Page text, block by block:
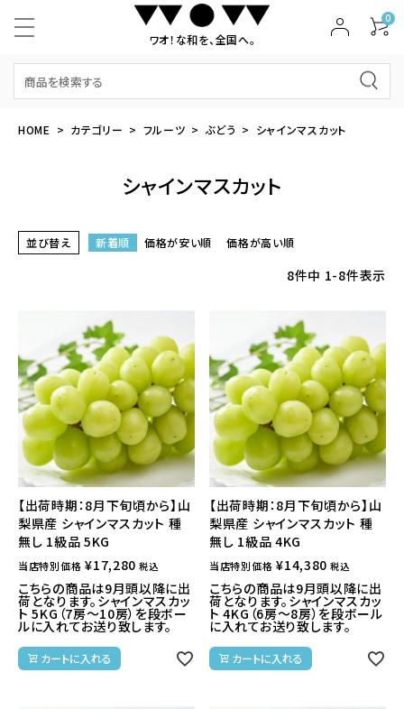
ワオ！な和を、全国へ。
0
HOME カテゴリー フルーツ ぶどう シャインマスカット
シャインマスカット
並び替え 新着順 価格が安い順 価格が高い順
8件中 1-8件表示
【出荷時期：8月下旬頃から】山
梨県産 シャインマスカット 種
無し 1級品 5KG
当店特別価格 ¥17,280 税込
こちらの商品は9月頭以降に出
荷となります。シャインマスカッ
ト 5KG（7房～10房）を段ボー
ルに入れてお送り致します。
カートに入れる
【出荷時期：8月下旬頃から】山
梨県産 シャインマスカット 種
無し 1級品 4KG
当店特別価格 ¥14,380 税込
こちらの商品は9月頭以降に出
荷となります。シャインマスカッ
ト 4KG（6房～8房）を段ボール
に入れてお送り致します。
カートに入れる